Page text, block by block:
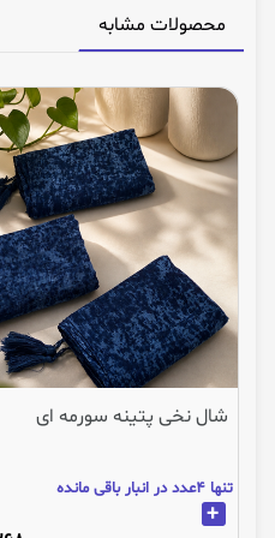
محصولات مشابه
شال نخی پتینه سورمه ای
تنها 4عدد در انبار باقی مانده
+